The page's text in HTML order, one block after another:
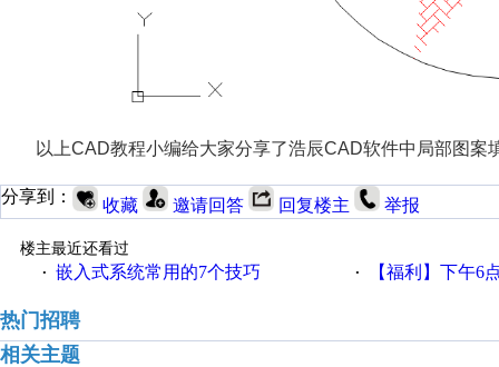
以上CAD教程小编给大家分享了浩辰CAD软件中局部图案
分享到： 收藏 邀请回答 回复楼主 举报
楼主最近还看过
· 嵌入式系统常用的7个技巧 · 【福利】下午6点论坛大
热门招聘
相关主题